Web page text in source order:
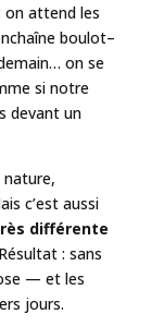
on attend les
boulot–
on se
si notre
devant un
c’est aussi
différente
: sans
— et les
jours.